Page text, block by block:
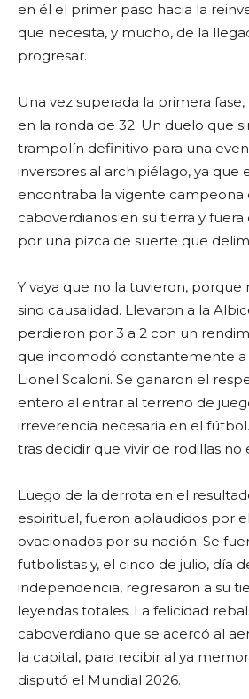
en él el primer paso hacia la
que necesita, y mucho, de la
progresar.
Una vez superada la primera
en la ronda de 32. Un duelo que
trampolín definitivo para una
inversores al archipiélago, ya que
encontraba la vigente campeona
caboverdianos en su tierra y
por una pizca de suerte que
Y vaya que no la tuvieron, porque
sino causalidad. Llevaron a la
perdieron por 3 a 2 con un
que incomodó constantemente a
Lionel Scaloni. Se ganaron el
entero al entrar al terreno de
irreverencia necesaria en el
tras decidir que vivir de rodillas no
Luego de la derrota en el
espiritual, fueron aplaudidos por
ovacionados por su nación. Se
futbolistas y, el cinco de julio, día
independencia, regresaron a su
leyendas totales. La felicidad
caboverdiano que se acercó al
la capital, para recibir al ya
disputó el Mundial 2026.